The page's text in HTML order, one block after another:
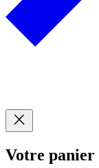
Votre panier